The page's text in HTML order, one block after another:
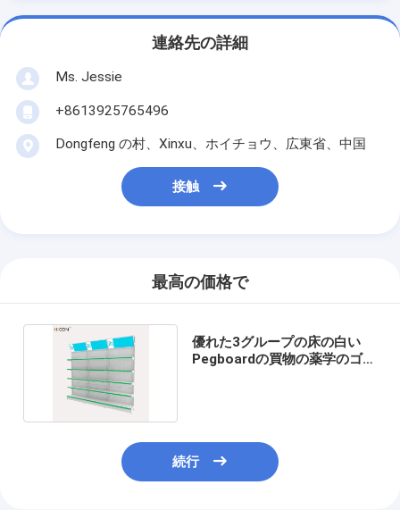
連絡先の詳細
Ms. Jessie
+8613925765496
Dongfeng の村、Xinxu、ホイチョウ、広東省、中国
接触
最高の価格で
優れた3グループの床の白い
Pegboardの買物の薬学のゴン
続行